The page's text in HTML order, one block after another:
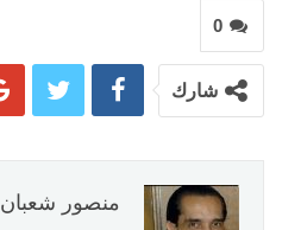
0
شارك
منصور شعبان